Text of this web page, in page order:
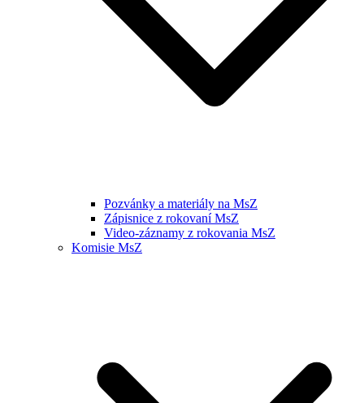
Pozvánky a materiály na MsZ
Zápisnice z rokovaní MsZ
Video-záznamy z rokovania MsZ
Komisie MsZ